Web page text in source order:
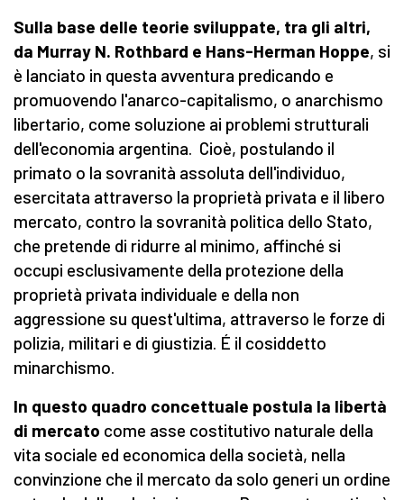
Sulla base delle teorie sviluppate, tra gli altri,
da Murray N. Rothbard e Hans-Herman Hoppe, si
è lanciato in questa avventura predicando e
promuovendo l'anarco-capitalismo, o anarchismo
libertario, come soluzione ai problemi strutturali
dell'economia argentina. Cioè, postulando il
primato o la sovranità assoluta dell'individuo,
esercitata attraverso la proprietà privata e il libero
mercato, contro la sovranità politica dello Stato,
che pretende di ridurre al minimo, affinché si
occupi esclusivamente della protezione della
proprietà privata individuale e della non
aggressione su quest'ultima, attraverso le forze di
polizia, militari e di giustizia. É il cosiddetto
minarchismo.
In questo quadro concettuale postula la libertà
di mercato come asse costitutivo naturale della
vita sociale ed economica della società, nella
convinzione che il mercato da solo generi un ordine